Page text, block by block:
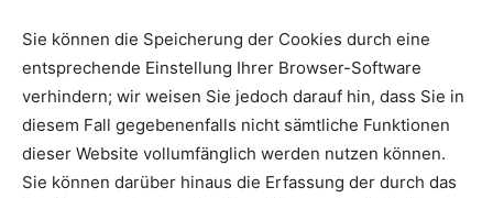
Sie können die Speicherung der Cookies durch eine
entsprechende Einstellung Ihrer Browser-Software
verhindern; wir weisen Sie jedoch darauf hin, dass Sie in
diesem Fall gegebenenfalls nicht sämtliche Funktionen
dieser Website vollumfänglich werden nutzen können.
Sie können darüber hinaus die Erfassung der durch das